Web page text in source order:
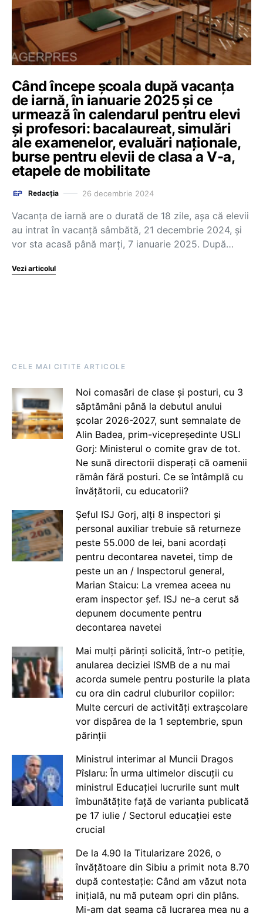
Când începe școala după vacanța
de iarnă, în ianuarie 2025 și ce
urmează în calendarul pentru elevi
și profesori: bacalaureat, simulări
ale examenelor, evaluări naționale,
burse pentru elevii de clasa a V-a,
etapele de mobilitate
Redacția 26 decembrie 2024
Vacanța de iarnă are o durată de 18 zile, așa că elevii
au intrat în vacanță sâmbătă, 21 decembrie 2024, și
vor sta acasă până marți, 7 ianuarie 2025. După…
Vezi articolul
CELE MAI CITITE ARTICOLE
Noi comasări de clase și posturi, cu 3
săptămâni până la debutul anului
școlar 2026-2027, sunt semnalate de
Alin Badea, prim-vicepreședinte USLI
Gorj: Ministerul o comite grav de tot.
Ne sună directorii disperați că oamenii
rămân fără posturi. Ce se întâmplă cu
învățătorii, cu educatorii?
Șeful ISJ Gorj, alți 8 inspectori și
personal auxiliar trebuie să returneze
peste 55.000 de lei, bani acordați
pentru decontarea navetei, timp de
peste un an / Inspectorul general,
Marian Staicu: La vremea aceea nu
eram inspector șef. ISJ ne-a cerut să
depunem documente pentru
decontarea navetei
Mai mulți părinți solicită, într-o petiție,
anularea deciziei ISMB de a nu mai
acorda sumele pentru posturile la plata
cu ora din cadrul cluburilor copiilor:
Multe cercuri de activități extrașcolare
vor dispărea de la 1 septembrie, spun
părinții
Ministrul interimar al Muncii Dragos
Pîslaru: În urma ultimelor discuții cu
ministrul Educației lucrurile sunt mult
îmbunătățite față de varianta publicată
pe 17 iulie / Sectorul educației este
crucial
De la 4.90 la Titularizare 2026, o
învățătoare din Sibiu a primit nota 8.70
după contestație: Când am văzut nota
inițială, nu mă puteam opri din plâns.
Mi-am dat seama că lucrarea mea nu a